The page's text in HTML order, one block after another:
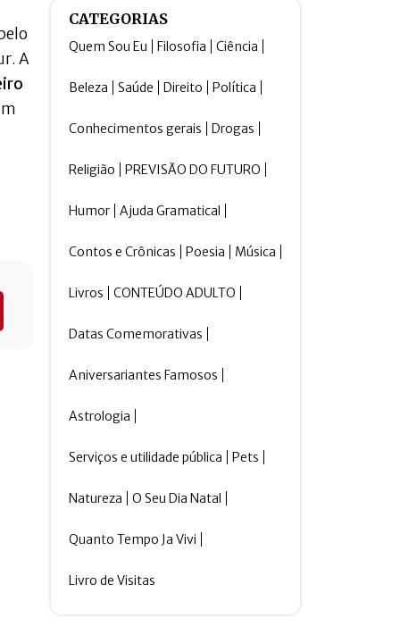
A
CATEGORIAS
Quem Sou Eu Filosofia Ciência
Beleza Saúde Direito Política
Conhecimentos gerais Drogas
Religião PREVISÃO DO FUTURO
Humor Ajuda Gramatical
Contos e Crônicas Poesia Música
Livros CONTEÚDO ADULTO
Datas Comemorativas
Aniversariantes Famosos
Astrologia
Serviços e utilidade pública Pets
Natureza O Seu Dia Natal
Quanto Tempo Ja Vivi
Livro de Visitas